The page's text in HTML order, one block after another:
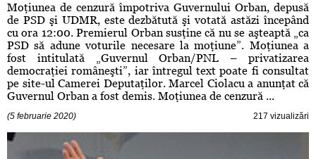
Moţiunea de cenzură împotriva Guvernului Orban, depusă
de PSD şi UDMR, este dezbătută şi votată astăzi începând
cu ora 12:00. Premierul Orban susţine că nu se aşteaptă „ca
PSD să adune voturile necesare la moţiune”. Moţiunea a
fost intitulată „Guvernul Orban/PNL – privatizarea
democraţiei româneşti”, iar întregul text poate fi consultat
pe site-ul Camerei Deputaţilor. Marcel Ciolacu a anunţat că
Guvernul Orban a fost demis. Moţiunea de cenzură ...
(5 februarie 2020) 217 vizualizări